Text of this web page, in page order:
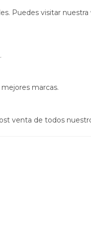
Puedes visitar
marcas.
venta de todos